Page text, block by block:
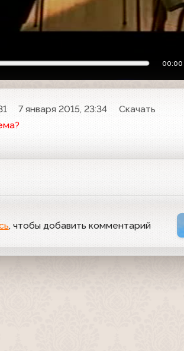
00:00
7 января 2015, 23:34
Скачать
, чтобы добавить комментарий